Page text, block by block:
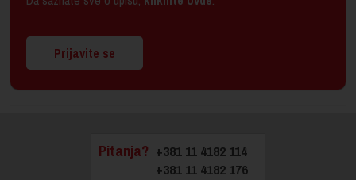
Prijavite se
Pitanja? +381 11 4182 114
+381 11 4182 176